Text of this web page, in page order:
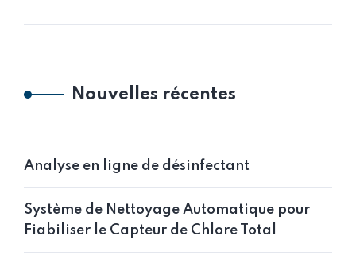
Nouvelles récentes
Analyse en ligne de désinfectant
Système de Nettoyage Automatique pour
Fiabiliser le Capteur de Chlore Total